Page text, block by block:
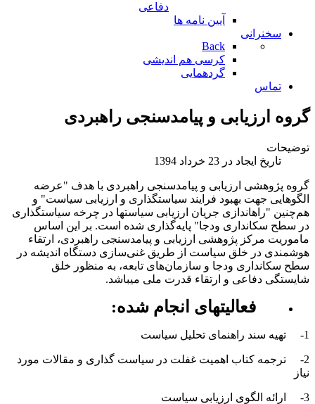
دفاعی
آیین نامه ها
سخنرانی
Back
کرسی هم اندیشی
گردهمایی
تماس
گروه ارزیابی و پیامدسنجی راهبردی
توضیحات
تاریخ ایجاد در 23 خرداد 1394
گروه پژوهشی ارزیابی و پیامدسنجی راهبردی با هدف "عرضه
الگوهایی جهت بهبود فرایند سیاستگذاری و ارزیابی سیاست" و
هم‌چنین "راه­اندازی جریان ارزیابی سیاست­ها در چرخه سیاستگذاری
در سطح سکانداری ودجا" پایه‌گذاری شده است. بر اين اساس
ماموريت مرکز پژوهشی ارزیابی و پیامدسنجی راهبردی، ارتقاء
هوشمندی در خلق سیاست از طریق غنی‌سازی دستگاه اندیشه در
سطح سکانداری ودجا و سازمان‌های تابعه، به منظور خلق
شایستگی دفاعی و ارتقاء قدرت ملی می­باشد.
فعالیت­های انجام شده:
1- تهیه سند راهنمای تحلیل سیاست
2- ترجمه کتاب اهمیت غفلت در سیاست گذاری و مقالات مورد
نیاز
3- ارائه الگوی ارزیابی سیاست